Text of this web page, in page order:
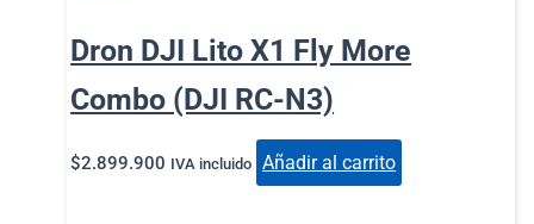
Dron DJI Lito X1 Fly More
Combo (DJI RC-N3)
$2.899.900 IVA incluido Añadir al carrito